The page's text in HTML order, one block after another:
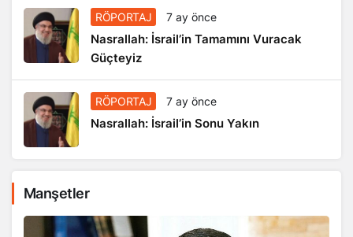
RÖPORTAJ 7 ay önce
Nasrallah: İsrail’in Tamamını Vuracak
Güçteyiz
RÖPORTAJ 7 ay önce
Nasrallah: İsrail’in Sonu Yakın
Manşetler